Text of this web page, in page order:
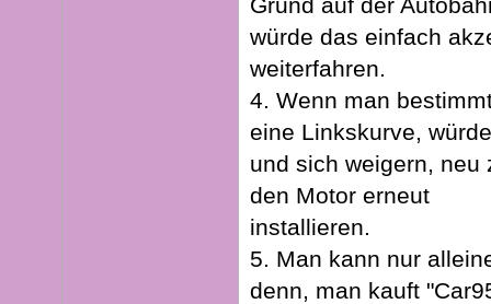
würde das einfach
weiterfahren.
4. Wenn man
eine Linkskurve,
und sich weigern, neu
den Motor erneut
installieren.
5. Man kann nur
denn, man kauft